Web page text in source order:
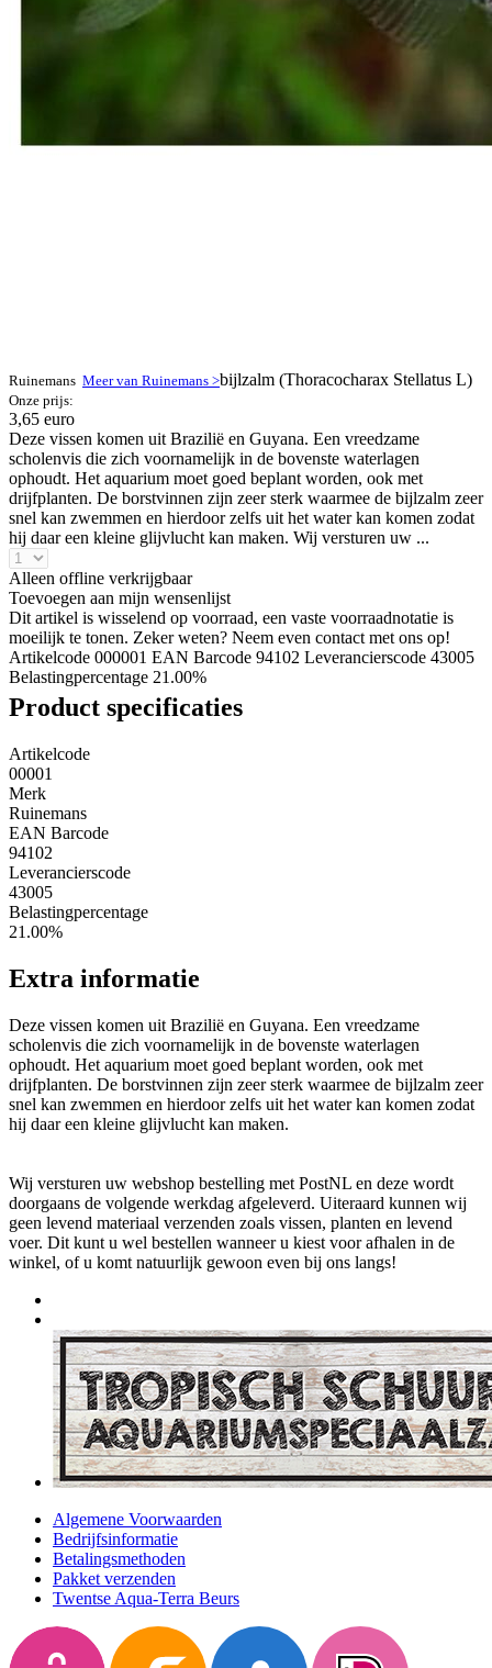
Ruinemans Meer van Ruinemans >bijlzalm (Thoracocharax Stellatus L)
Onze prijs:
3,65 euro
Deze vissen komen uit Brazilië en Guyana. Een vreedzame
scholenvis die zich voornamelijk in de bovenste waterlagen
ophoudt. Het aquarium moet goed beplant worden, ook met
drijfplanten. De borstvinnen zijn zeer sterk waarmee de bijlzalm zeer
snel kan zwemmen en hierdoor zelfs uit het water kan komen zodat
hij daar een kleine glijvlucht kan maken. Wij versturen uw ...
Alleen offline verkrijgbaar
Toevoegen aan mijn wensenlijst
Dit artikel is wisselend op voorraad, een vaste voorraadnotatie is
moeilijk te tonen. Zeker weten? Neem even contact met ons op!
Artikelcode 000001 EAN Barcode 94102 Leverancierscode 43005
Belastingpercentage 21.00%
Product specificaties
Artikelcode
00001
Merk
Ruinemans
EAN Barcode
94102
Leverancierscode
43005
Belastingpercentage
21.00%
Extra informatie
Deze vissen komen uit Brazilië en Guyana. Een vreedzame
scholenvis die zich voornamelijk in de bovenste waterlagen
ophoudt. Het aquarium moet goed beplant worden, ook met
drijfplanten. De borstvinnen zijn zeer sterk waarmee de bijlzalm zeer
snel kan zwemmen en hierdoor zelfs uit het water kan komen zodat
hij daar een kleine glijvlucht kan maken.
Wij versturen uw webshop bestelling met PostNL en deze wordt
doorgaans de volgende werkdag afgeleverd. Uiteraard kunnen wij
geen levend materiaal verzenden zoals vissen, planten en levend
voer. Dit kunt u wel bestellen wanneer u kiest voor afhalen in de
winkel, of u komt natuurlijk gewoon even bij ons langs!
Algemene Voorwaarden
Bedrijfsinformatie
Betalingsmethoden
Pakket verzenden
Twentse Aqua-Terra Beurs